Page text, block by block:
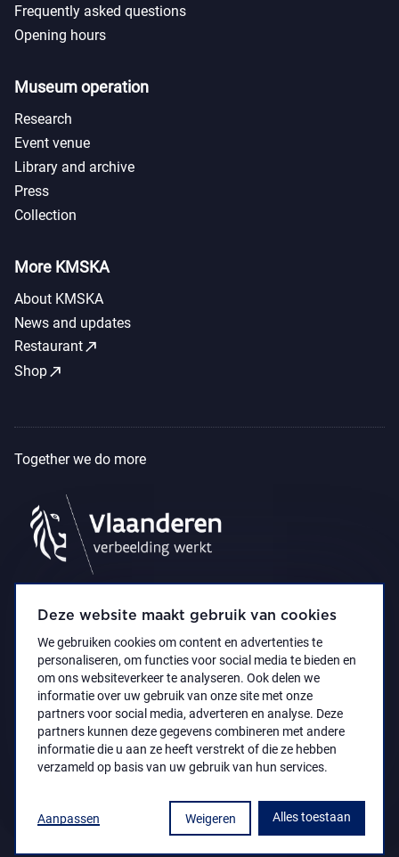
Deze website maakt gebruik van cookies
We gebruiken cookies om content en advertenties te
personaliseren, om functies voor social media te bieden en
om ons websiteverkeer te analyseren. Ook delen we
informatie over uw gebruik van onze site met onze
partners voor social media, adverteren en analyse. Deze
partners kunnen deze gegevens combineren met andere
informatie die u aan ze heeft verstrekt of die ze hebben
verzameld op basis van uw gebruik van hun services.
Aanpassen Weigeren Alles toestaan
Frequently asked questions
Opening hours
Museum operation
Research
Event venue
Library and archive
Press
Collection
More KMSKA
About KMSKA
News and updates
Restaurantcall_made
Shopcall_made
Together we do more
Accessibility StatementPrivacy policy
© 2021 Koninklijk Museum voor Schone Kunsten